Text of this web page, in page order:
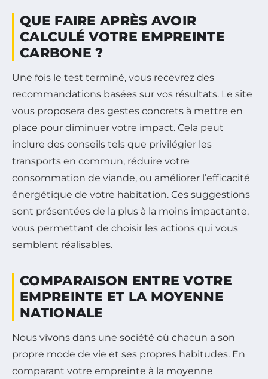
QUE FAIRE APRÈS AVOIR
CALCULÉ VOTRE EMPREINTE
CARBONE ?
Une fois le test terminé, vous recevrez des
recommandations basées sur vos résultats. Le site
vous proposera des gestes concrets à mettre en
place pour diminuer votre impact. Cela peut
inclure des conseils tels que privilégier les
transports en commun, réduire votre
consommation de viande, ou améliorer l’efficacité
énergétique de votre habitation. Ces suggestions
sont présentées de la plus à la moins impactante,
vous permettant de choisir les actions qui vous
semblent réalisables.
COMPARAISON ENTRE VOTRE
EMPREINTE ET LA MOYENNE
NATIONALE
Nous vivons dans une société où chacun a son
propre mode de vie et ses propres habitudes. En
comparant votre empreinte à la moyenne